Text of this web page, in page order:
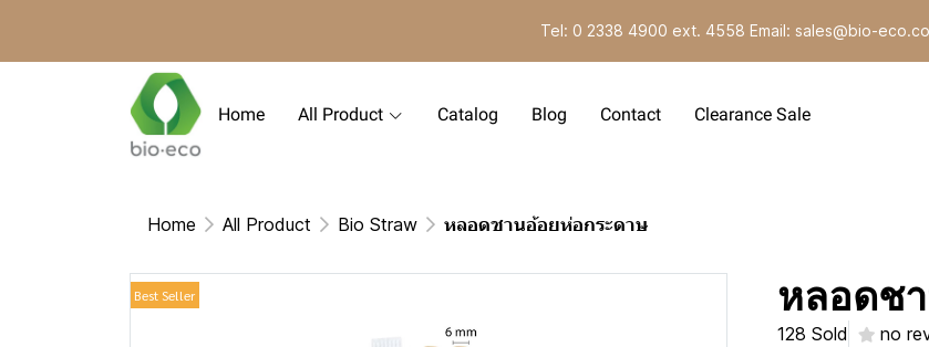
Tel: 0 2338 4900 ext. 4558 Email: sales@bio-
Home All Product Catalog Blog Contact Clearance Sale
Home All Product Bio Straw หลอดชานอ้อยห่อกระดาษ
Best Seller หลอดช
128 Sold
no